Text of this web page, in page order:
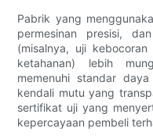
Pabrik yang
permesinan presisi,
(misalnya, uji
ketahanan) lebih
memenuhi standar
kendali mutu yang
sertifikat uji yang
kepercayaan pembeli